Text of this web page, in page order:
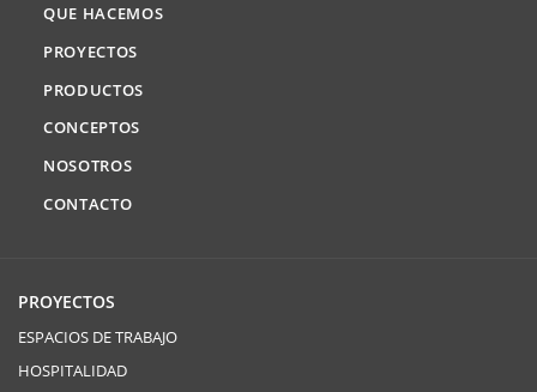
QUE HACEMOS
PROYECTOS
PRODUCTOS
CONCEPTOS
NOSOTROS
CONTACTO
PROYECTOS
ESPACIOS DE TRABAJO
HOSPITALIDAD